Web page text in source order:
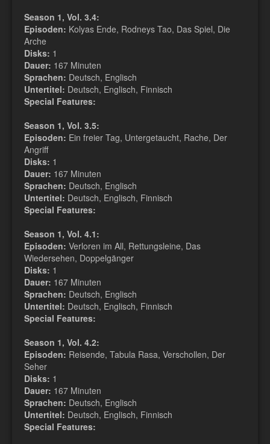
Season 1, Vol. 3.4:
Episoden: Kolyas Ende, Rodneys Tao, Das Spiel, Die
Arche
Disks: 1
Dauer: 167 Minuten
Sprachen: Deutsch, Englisch
Untertitel: Deutsch, Englisch, Finnisch
Special Features:
Season 1, Vol. 3.5:
Episoden: Ein freier Tag, Untergetaucht, Rache, Der
Angriff
Disks: 1
Dauer: 167 Minuten
Sprachen: Deutsch, Englisch
Untertitel: Deutsch, Englisch, Finnisch
Special Features:
Season 1, Vol. 4.1:
Episoden: Verloren im All, Rettungsleine, Das
Wiedersehen, Doppelgänger
Disks: 1
Dauer: 167 Minuten
Sprachen: Deutsch, Englisch
Untertitel: Deutsch, Englisch, Finnisch
Special Features:
Season 1, Vol. 4.2:
Episoden: Reisende, Tabula Rasa, Verschollen, Der
Seher
Disks: 1
Dauer: 167 Minuten
Sprachen: Deutsch, Englisch
Untertitel: Deutsch, Englisch, Finnisch
Special Features: